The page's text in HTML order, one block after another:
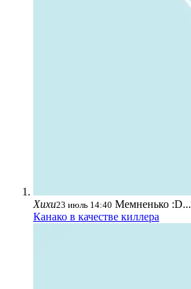
Хихи23 июль 14:40 Мемненько :D...
Канако в качестве киллера